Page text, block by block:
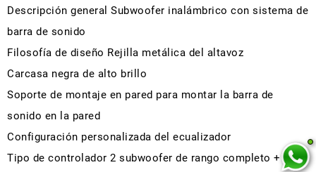
Descripción general Subwoofer inalámbrico con sistema de
barra de sonido
Filosofía de diseño Rejilla metálica del altavoz
Carcasa negra de alto brillo
Soporte de montaje en pared para montar la barra de
sonido en la pared
Configuración personalizada del ecualizador
Tipo de controlador 2 subwoofer de rango completo + 6.5 "